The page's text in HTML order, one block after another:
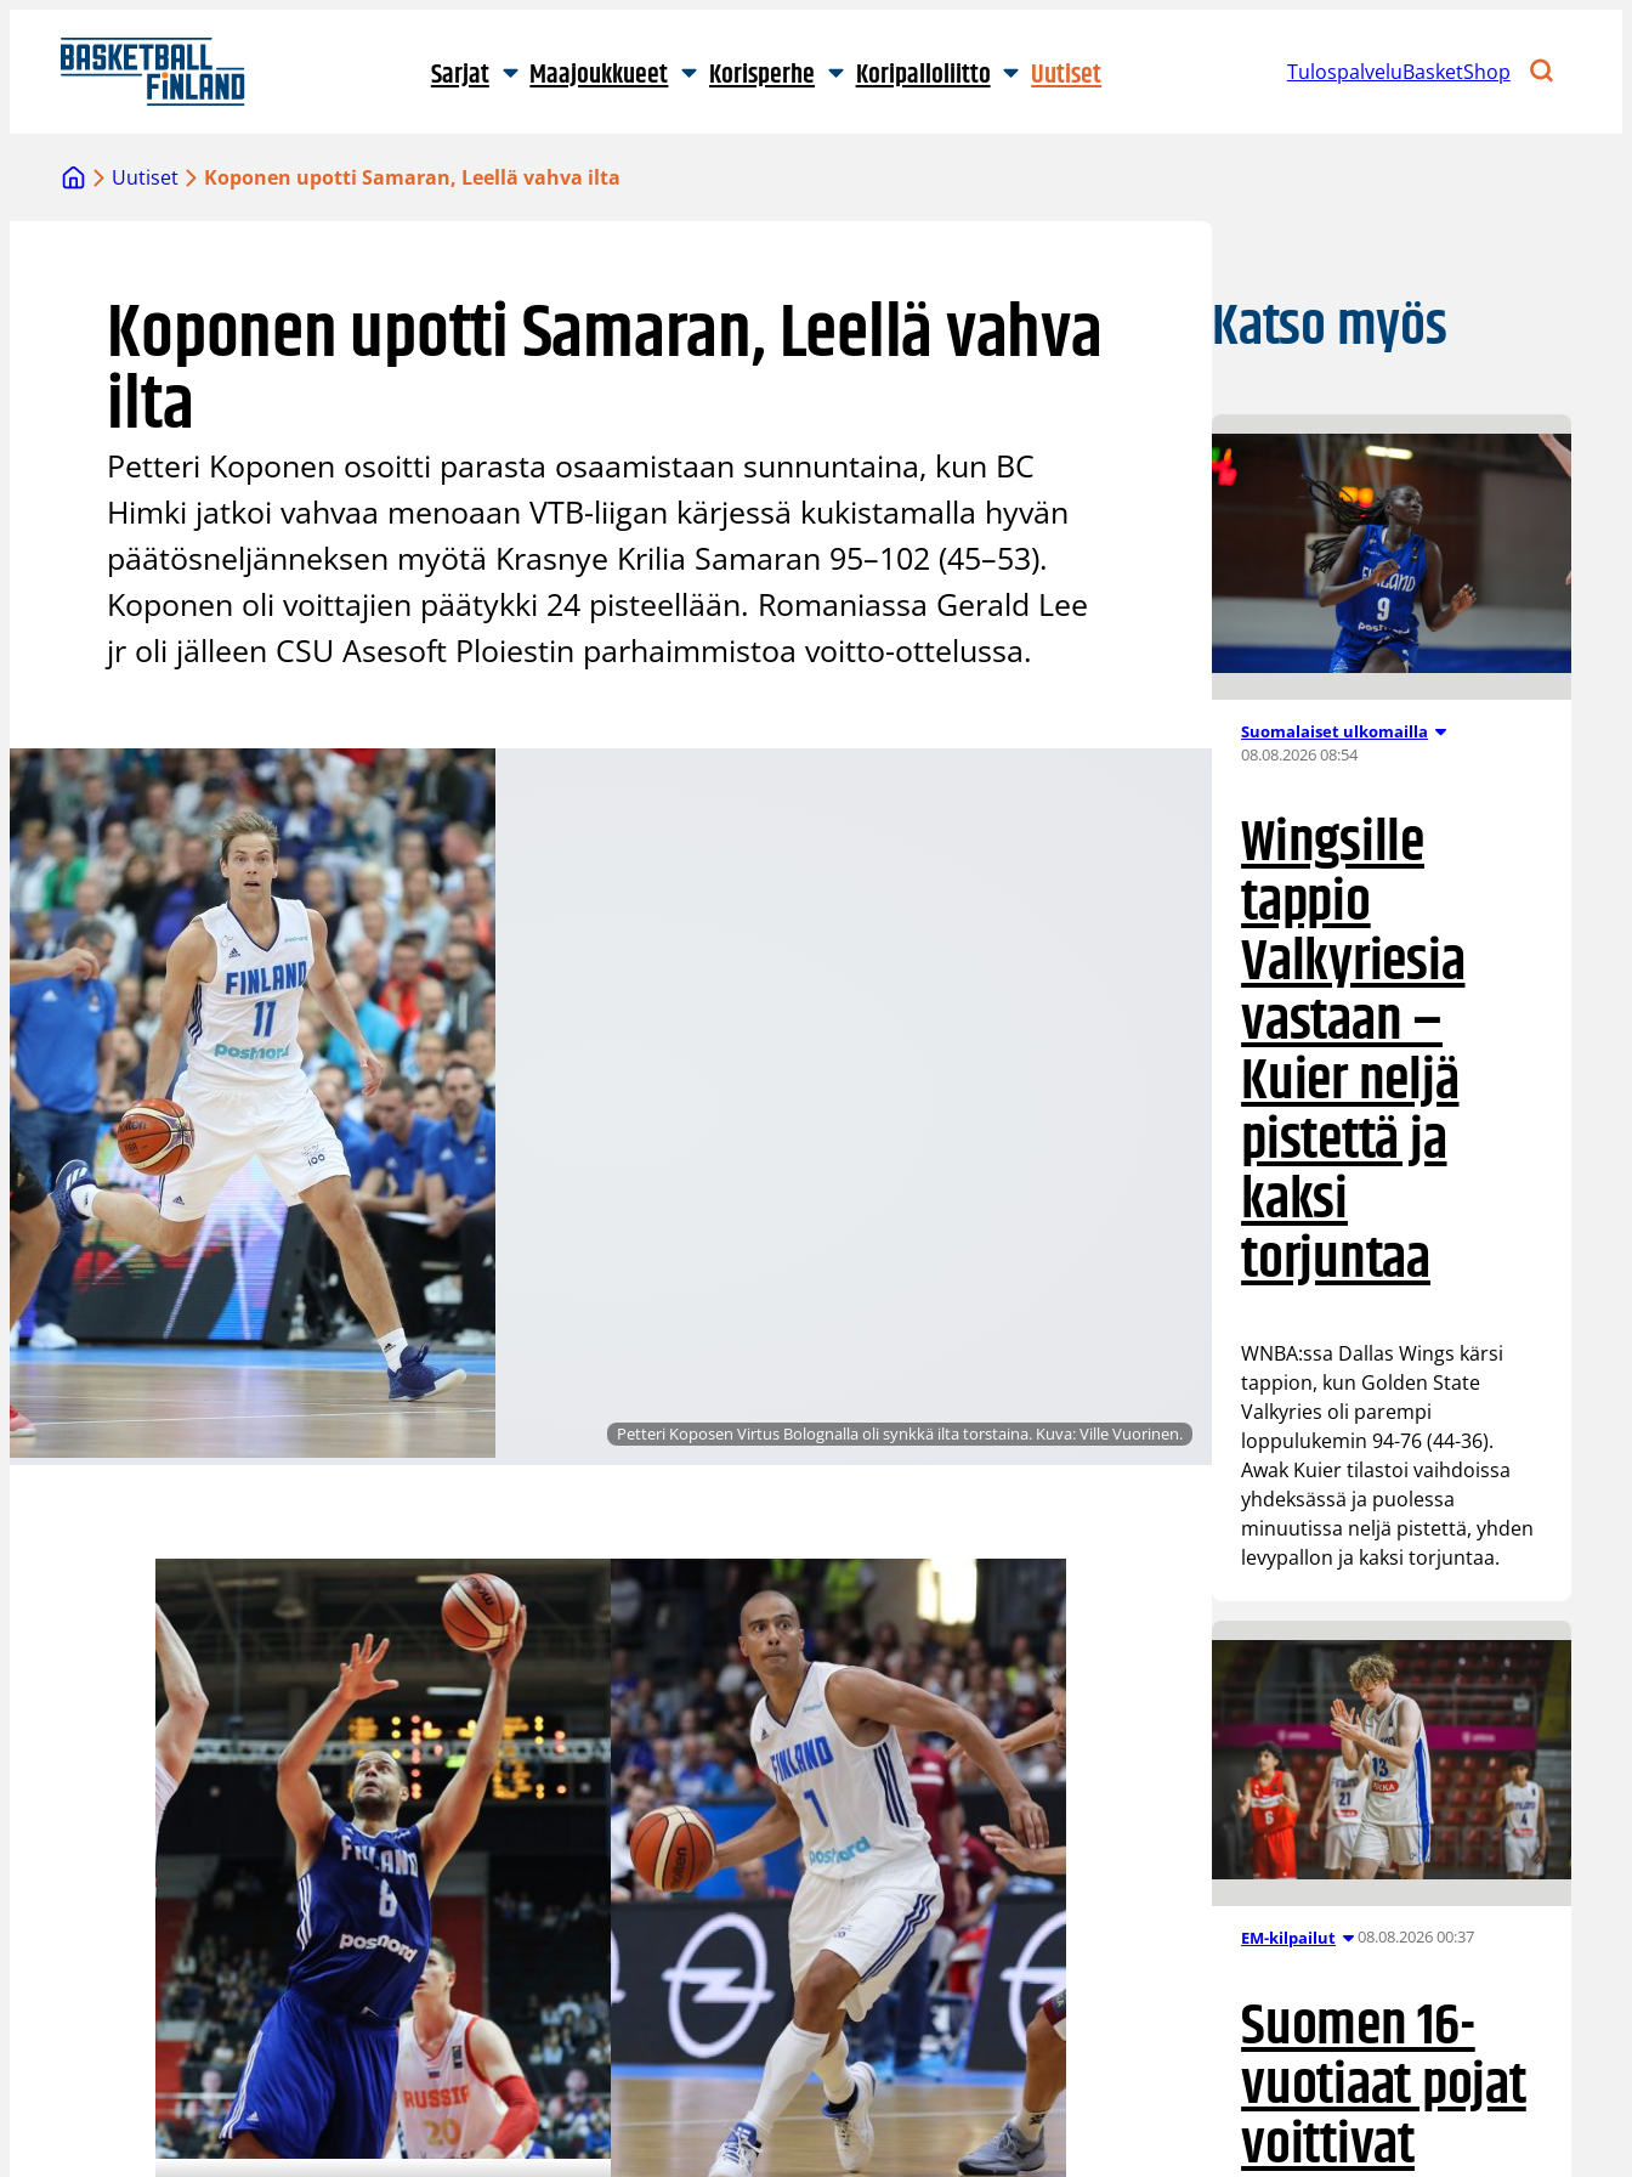
sisältöön
Sarjat Maajoukkueet Korisperhe Koripalloliitto Uutiset TulospalveluBasketShop
Uutiset Koponen upotti Samaran, Leellä vahva ilta
Koponen upotti Samaran, Leellä vahva
ilta
Petteri Koponen osoitti parasta osaamistaan sunnuntaina, kun BC
Himki jatkoi vahvaa menoaan VTB-liigan kärjessä kukistamalla hyvän
päätösneljänneksen myötä Krasnye Krilia Samaran 95–102 (45–53).
Koponen oli voittajien päätykki 24 pisteellään. Romaniassa Gerald Lee
jr oli jälleen CSU Asesoft Ploiestin parhaimmistoa voitto-ottelussa.
Petteri Koposen Virtus Bolognalla oli synkkä ilta torstaina. Kuva: Ville Vuorinen.
Katso myös
Suomalaiset ulkomailla
08.08.2026 08:54
Wingsille
tappio
Valkyriesia
vastaan –
Kuier neljä
pistettä ja
kaksi
torjuntaa
WNBA:ssa Dallas Wings kärsi
tappion, kun Golden State
Valkyries oli parempi
loppulukemin 94-76 (44-36).
Awak Kuier tilastoi vaihdoissa
yhdeksässä ja puolessa
minuutissa neljä pistettä, yhden
levypallon ja kaksi torjuntaa.
EM-kilpailut 08.08.2026 00:37
Suomen 16-
vuotiaat pojat
voittivat